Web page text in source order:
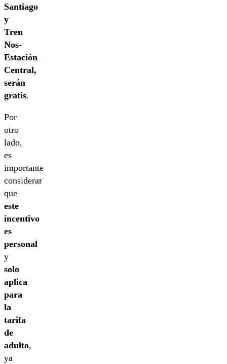
Santiago
y
Tren
Nos-
Estación
Central,
serán
gratis.
Por
otro
lado,
es
importante
considerar
que
este
incentivo
es
personal
y
solo
aplica
para
la
tarifa
de
adulto,
ya